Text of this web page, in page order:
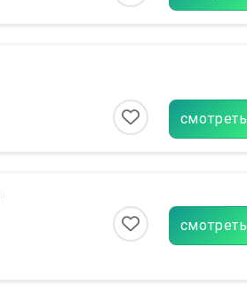
смотреть
смотреть